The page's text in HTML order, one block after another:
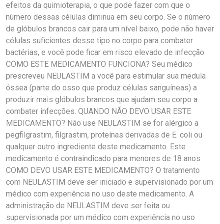
efeitos da quimioterapia, o que pode fazer com que o
número dessas células diminua em seu corpo. Se o número
de glóbulos brancos cair para um nível baixo, pode não haver
células suficientes desse tipo no corpo para combater
bactérias, e você pode ficar em risco elevado de infecção.
COMO ESTE MEDICAMENTO FUNCIONA? Seu médico
prescreveu NEULASTIM a você para estimular sua medula
óssea (parte do osso que produz células sanguíneas) a
produzir mais glóbulos brancos que ajudam seu corpo a
combater infecções. QUANDO NÃO DEVO USAR ESTE
MEDICAMENTO? Não use NEULASTIM se for alérgico a
pegfilgrastim, filgrastim, proteínas derivadas de E. coli ou
qualquer outro ingrediente deste medicamento. Este
medicamento é contraindicado para menores de 18 anos.
COMO DEVO USAR ESTE MEDICAMENTO? O tratamento
com NEULASTIM deve ser iniciado e supervisionado por um
médico com experiência no uso deste medicamento. A
administração de NEULASTIM deve ser feita ou
supervisionada por um médico com experiência no uso